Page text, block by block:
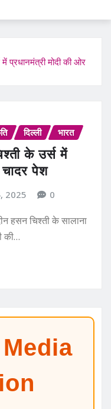
प्रधानमंत्री मोदी की ओर
दिल्ली भारत
के उर्स में
पेश
2025 0
हसन चिश्ती के सालाना
की…